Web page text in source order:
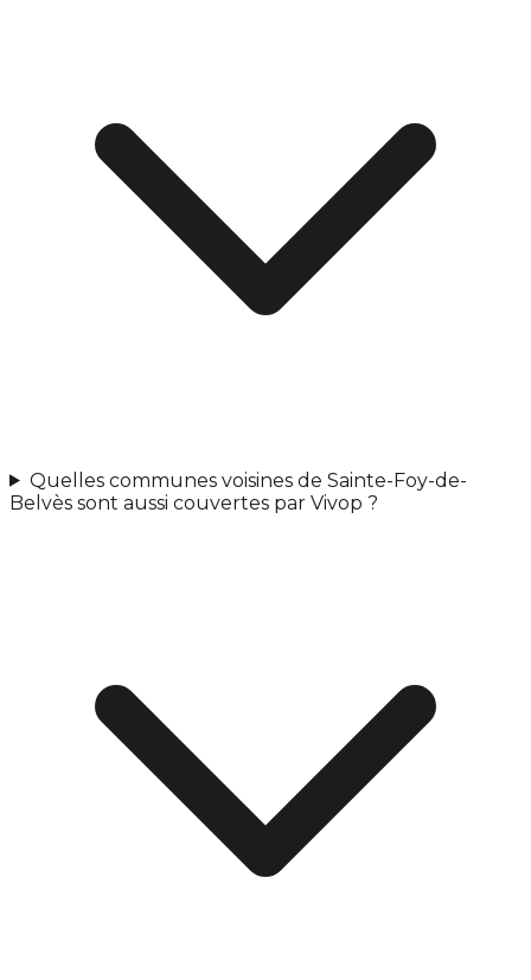
Quelles communes voisines de Sainte-Foy-de-
Belvès sont aussi couvertes par Vivop ?